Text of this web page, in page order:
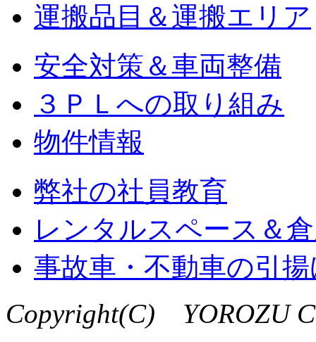
運搬品目＆運搬エリア
安全対策＆車両整備
３ＰＬへの取り組み
物件情報
弊社の社員教育
レンタルスペース＆
事故車・不動車の引
Copyright(C) YOROZU